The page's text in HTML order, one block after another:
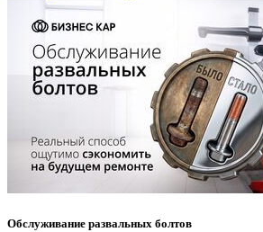
Обслуживание развальных болтов